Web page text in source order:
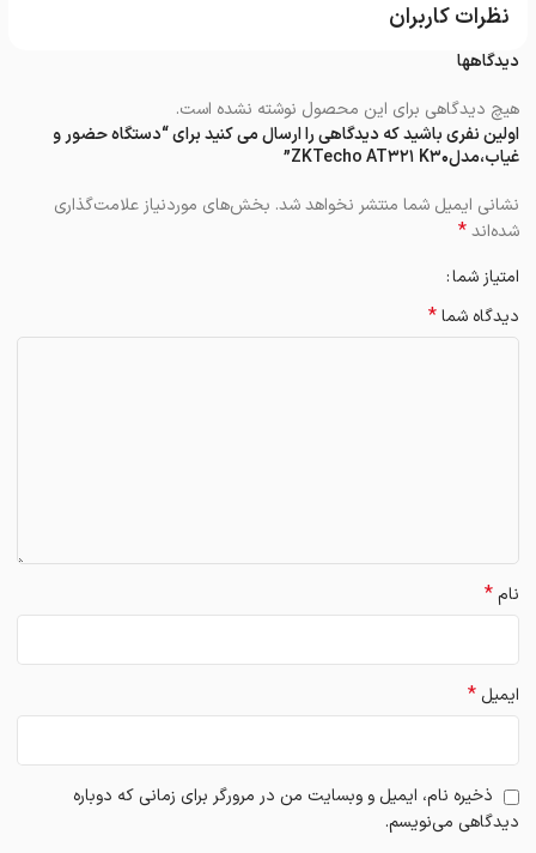
نظرات کاربران
دیدگاهها
هیچ دیدگاهی برای این محصول نوشته نشده است.
اولین نفری باشید که دیدگاهی را ارسال می کنید برای “دستگاه حضور و
غیاب،مدلZKTecho AT۳۲۱ K۳۰”
نشانی ایمیل شما منتشر نخواهد شد. بخش‌های موردنیاز علامت‌گذاری
شده‌اند*
امتیاز شما
دیدگاه شما*
نام*
ایمیل *
ذخیره نام، ایمیل و وبسایت من در مرورگر برای زمانی که دوباره
دیدگاهی می‌نویسم.